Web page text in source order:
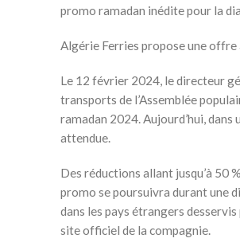
promo ramadan inédite pour la
Algérie Ferries propose une
Le 12 février 2024, le directeur
transports de l’Assemblée
ramadan 2024. Aujourd’hui,
attendue.
Des réductions allant jusqu’à 50
promo se poursuivra durant une
dans les pays étrangers
site officiel de la compagnie.